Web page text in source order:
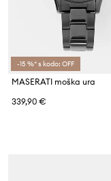
-15 %* s kodo: OFF
MASERATI moška ura
339,90 €